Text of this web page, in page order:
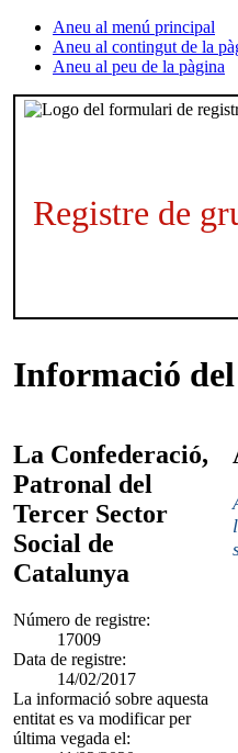
Aneu al menú principal
Aneu al contingut de la
Aneu al peu de la pàgina
Registre de
Informació
La Confederació,
Patronal del
Tercer Sector
Social de
Catalunya
Número de registre:
17009
Data de registre:
14/02/2017
La informació sobre aquesta
entitat es va modificar per
última vegada el: